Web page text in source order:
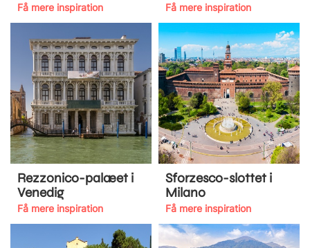
Få mere inspiration Få mere inspiration
Rezzonico-palæet i
Venedig
Få mere inspiration
Sforzesco-slottet i
Milano
Få mere inspiration